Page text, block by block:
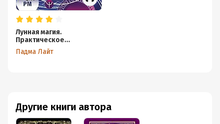
Другие книги автора
Лунная магия.
Практическое
руководство для ведьмы
Падма Лайт